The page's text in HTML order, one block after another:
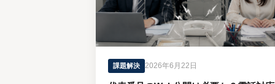
課題解決 2026年6月22日